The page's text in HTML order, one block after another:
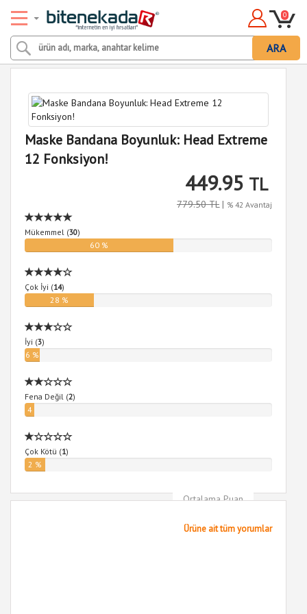
ARA
0
Maske Bandana Boyunluk: Head Extreme
12 Fonksiyon!
449.95 TL
779.50 TL| % 42 Avantaj
Mükemmel (30)
60 %
Çok İyi (14)
28 %
İyi (3)
6 %
Fena Değil (2)
4
Çok Kötü (1)
2 %
Ortalama Puan
5
Ürüne ait tüm yorumlar